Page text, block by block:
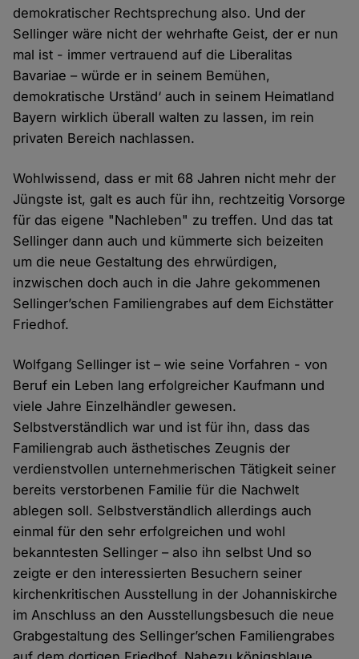
demokratischer Rechtsprechung also. Und der
Sellinger wäre nicht der wehrhafte Geist, der er nun
mal ist - immer vertrauend auf die Liberalitas
Bavariae – würde er in seinem Bemühen,
demokratische Urständ‘ auch in seinem Heimatland
Bayern wirklich überall walten zu lassen, im rein
privaten Bereich nachlassen.
Wohlwissend, dass er mit 68 Jahren nicht mehr der
Jüngste ist, galt es auch für ihn, rechtzeitig Vorsorge
für das eigene "Nachleben" zu treffen. Und das tat
Sellinger dann auch und kümmerte sich beizeiten
um die neue Gestaltung des ehrwürdigen,
inzwischen doch auch in die Jahre gekommenen
Sellinger’schen Familiengrabes auf dem Eichstätter
Friedhof.
Wolfgang Sellinger ist – wie seine Vorfahren - von
Beruf ein Leben lang erfolgreicher Kaufmann und
viele Jahre Einzelhändler gewesen.
Selbstverständlich war und ist für ihn, dass das
Familiengrab auch ästhetisches Zeugnis der
verdienstvollen unternehmerischen Tätigkeit seiner
bereits verstorbenen Familie für die Nachwelt
ablegen soll. Selbstverständlich allerdings auch
einmal für den sehr erfolgreichen und wohl
bekanntesten Sellinger – also ihn selbst Und so
zeigte er den interessierten Besuchern seiner
kirchenkritischen Ausstellung in der Johanniskirche
im Anschluss an den Ausstellungsbesuch die neue
Grabgestaltung des Sellinger’schen Familiengrabes